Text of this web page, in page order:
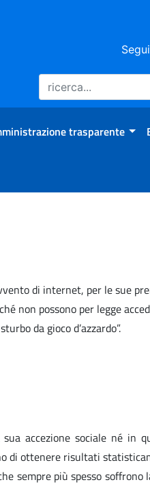
trasparente
di internet, per le sue
non possono per legge
da gioco d’azzardo”.
accezione sociale né in
di ottenere risultati
sempre più spesso